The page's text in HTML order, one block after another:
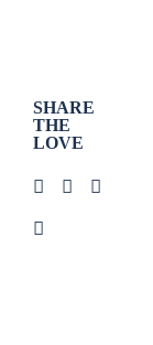
SHARE
THE
LOVE